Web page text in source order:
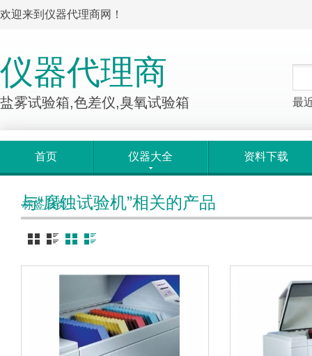
欢迎来到仪器代理商网！
仪器代理商
盐雾试验箱,色差仪,臭氧试验箱 最
首页 仪器大全 资料下载
标签归类
与“腐蚀试验机”相关的产品